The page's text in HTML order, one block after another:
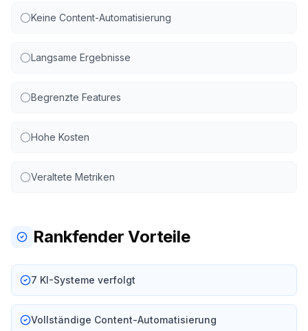
Keine Content-Automatisierung
Langsame Ergebnisse
Begrenzte Features
Hohe Kosten
Veraltete Metriken
Rankfender Vorteile
7 KI-Systeme verfolgt
Vollständige Content-Automatisierung